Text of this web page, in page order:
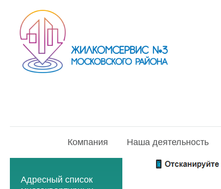
Компания Наша деятельность
Адресный список